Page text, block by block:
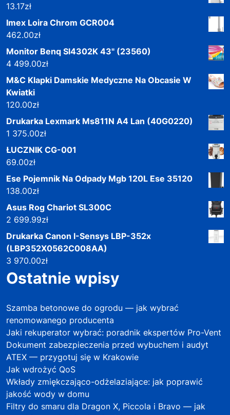
13.17zł
Imex Loira Chrom GCR004
462.00zł
Monitor Benq Sl4302K 43" (23560)
4 499.00zł
M&C Klapki Damskie Medyczne Na Obcasie W
Kwiatki
120.00zł
Drukarka Lexmark Ms811N A4 Lan (40G0220)
1 375.00zł
ŁUCZNIK CG-001
69.00zł
Ese Pojemnik Na Odpady Mgb 120L Ese 35120
138.00zł
Asus Rog Chariot SL300C
2 699.99zł
Drukarka Canon I-Sensys LBP-352x
(LBP352X0562C008AA)
3 970.00zł
Ostatnie wpisy
Szamba betonowe do ogrodu — jak wybrać
renomowanego producenta
Jaki rekuperator wybrać: poradnik ekspertów Pro-Vent
Dokument zabezpieczenia przed wybuchem i audyt
ATEX — przygotuj się w Krakowie
Jak wdrożyć QoS
Wkłady zmiękczająco-odżelaziające: jak poprawić
jakość wody w domu
Filtry do smaru dla Dragon X, Piccola i Bravo — jak